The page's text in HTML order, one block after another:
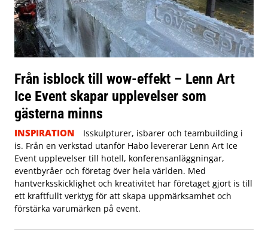
Från isblock till wow-effekt – Lenn Art
Ice Event skapar upplevelser som
gästerna minns
INSPIRATION
Isskulpturer, isbarer och teambuilding i
is. Från en verkstad utanför Habo levererar Lenn Art Ice
Event upplevelser till hotell, konferensanläggningar,
eventbyråer och företag över hela världen. Med
hantverksskicklighet och kreativitet har företaget gjort is till
ett kraftfullt verktyg för att skapa uppmärksamhet och
förstärka varumärken på event.